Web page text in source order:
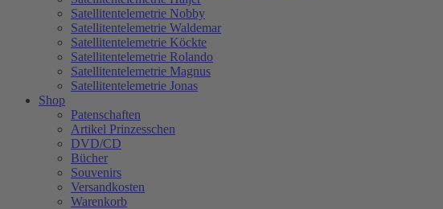
Satellitentelemetrie Nobby
Satellitentelemetrie Waldemar
Satellitentelemetrie Köckte
Satellitentelemetrie Rolando
Satellitentelemetrie Magnus
Satellitentelemetrie Jonas
Shop
Patenschaften
Artikel Prinzesschen
DVD/CD
Bücher
Souvenirs
Versandkosten
Warenkorb